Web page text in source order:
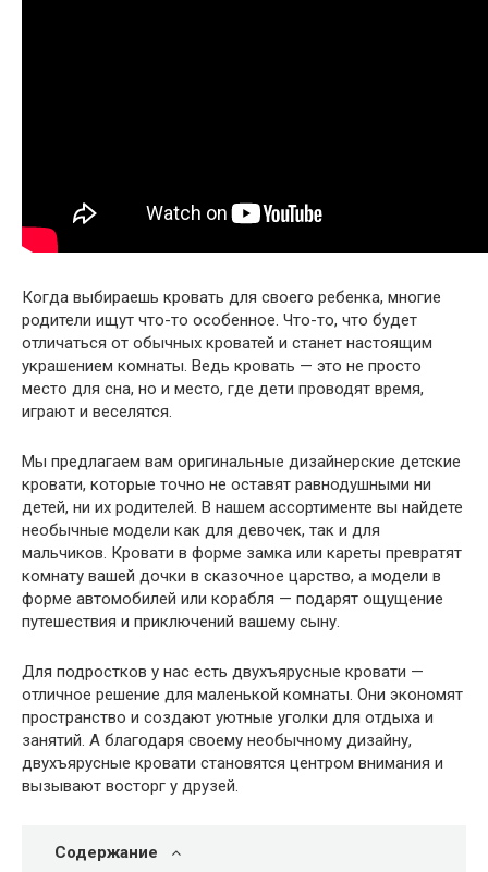
Когда выбираешь кровать для своего ребенка, многие
родители ищут что-то особенное. Что-то, что будет
отличаться от обычных кроватей и станет настоящим
украшением комнаты. Ведь кровать — это не просто
место для сна, но и место, где дети проводят время,
играют и веселятся.
Мы предлагаем вам оригинальные дизайнерские детские
кровати, которые точно не оставят равнодушными ни
детей, ни их родителей. В нашем ассортименте вы найдете
необычные модели как для девочек, так и для
мальчиков. Кровати в форме замка или кареты превратят
комнату вашей дочки в сказочное царство, а модели в
форме автомобилей или корабля — подарят ощущение
путешествия и приключений вашему сыну.
Для подростков у нас есть двухъярусные кровати —
отличное решение для маленькой комнаты. Они экономят
пространство и создают уютные уголки для отдыха и
занятий. А благодаря своему необычному дизайну,
двухъярусные кровати становятся центром внимания и
вызывают восторг у друзей.
Содержание